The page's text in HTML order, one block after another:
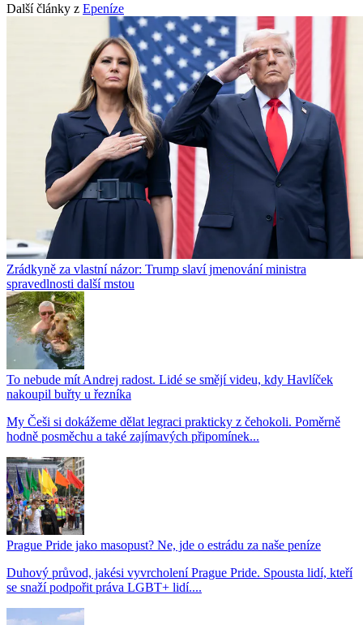
Další články z Epeníze
Zrádkyně za vlastní názor: Trump slaví jmenování ministra
spravedlnosti další mstou
To nebude mít Andrej radost. Lidé se smějí videu, kdy Havlíček
nakoupil buřty u řezníka
My Češi si dokážeme dělat legraci prakticky z čehokoli. Poměrně
hodně posměchu a také zajímavých připomínek...
Prague Pride jako masopust? Ne, jde o estrádu za naše peníze
Duhový průvod, jakési vyvrcholení Prague Pride. Spousta lidí, kteří
se snaží podpořit práva LGBT+ lidí....